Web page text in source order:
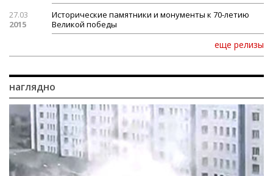
27.03
2015
Исторические памятники и монументы к 70-летию
Великой победы
еще релизы
наглядно